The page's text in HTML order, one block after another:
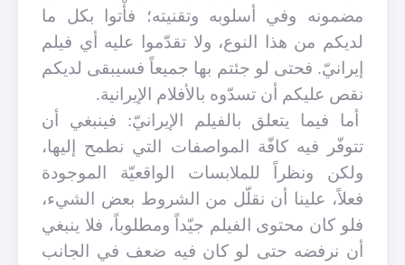
مضمونه وفي أسلوبه وتقنيته؛ فأْتوا بكل ما
لديكم من هذا النوع، ولا تقدّموا عليه أي فيلم
إيرانيّ. فحتى لو جئتم بها جميعاً فسيبقى لديكم
نقص عليكم أن تسدّوه بالأفلام الإيرانية.
أما فيما يتعلق بالفيلم الإيرانيّ: فينبغي أن
تتوفّر فيه كافّة المواصفات التي نطمح إليها،
ولكن ونظراً للملابسات الواقعيّة الموجودة
فعلاً، علينا أن نقلّل من الشروط بعض الشيء،
فلو كان محتوى الفيلم جيّداً ومطلوباً، فلا ينبغي
أن نرفضه حتى لو كان فيه ضعف في الجانب